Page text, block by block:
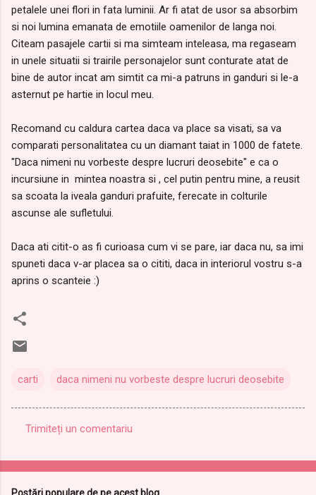
petalele unei flori in fata luminii. Ar fi atat de usor sa absorbim
si noi lumina emanata de emotiile oamenilor de langa noi.
Citeam pasajele cartii si ma simteam inteleasa, ma regaseam
in unele situatii si trairile personajelor sunt conturate atat de
bine de autor incat am simtit ca mi-a patruns in ganduri si le-a
asternut pe hartie in locul meu.
Recomand cu caldura cartea daca va place sa visati, sa va
comparati personalitatea cu un diamant taiat in 1000 de fatete.
"Daca nimeni nu vorbeste despre lucruri deosebite" e ca o
incursiune in mintea noastra si , cel putin pentru mine, a reusit
sa scoata la iveala ganduri prafuite, ferecate in colturile
ascunse ale sufletului.
Daca ati citit-o as fi curioasa cum vi se pare, iar daca nu, sa imi
spuneti daca v-ar placea sa o cititi, daca in interiorul vostru s-a
aprins o scanteie :)
carti daca nimeni nu vorbeste despre lucruri deosebite
o
Trimiteți un comentariu
Postări populare de pe acest blog